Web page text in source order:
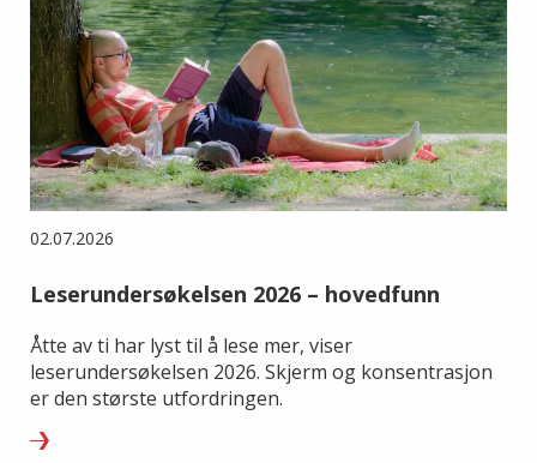
02.07.2026
Leserundersøkelsen 2026 – hovedfunn
Åtte av ti har lyst til å lese mer, viser
leserundersøkelsen 2026. Skjerm og konsentrasjon
er den største utfordringen.